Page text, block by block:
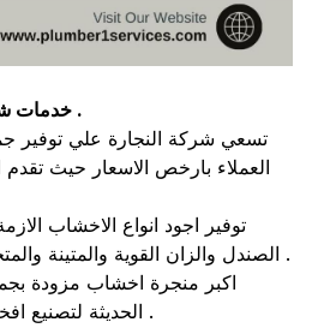
خدمات شركة النجارة في ام القيوين .
تسعي شركة النجارة علي توفير
العملاء بارخص الاسعار حيث
الصندل والزان القوية والمتينة والمتخصصة في صناعة الموبيليا .
الحديثة لتصنيع افخم الاثاث المنزلي والمكتبي .